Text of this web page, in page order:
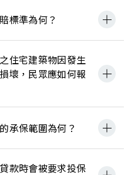
標準為何？
住宅建築物因發生
壞，民眾應如何報
承保範圍為何？
款時會被要求投保